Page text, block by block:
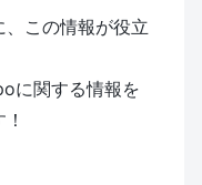
この情報が役立
に関する情報を